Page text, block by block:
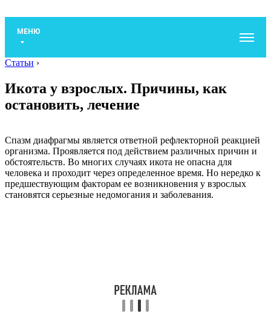
МЕНЮ
Статьи ›
Икота у взрослых. Причины, как
остановить, лечение
Спазм диафрагмы является ответной рефлекторной реакцией
организма. Проявляется под действием различных причин и
обстоятельств. Во многих случаях икота не опасна для
человека и проходит через определенное время. Но нередко к
предшествующим факторам ее возникновения у взрослых
становятся серьезные недомогания и заболевания.